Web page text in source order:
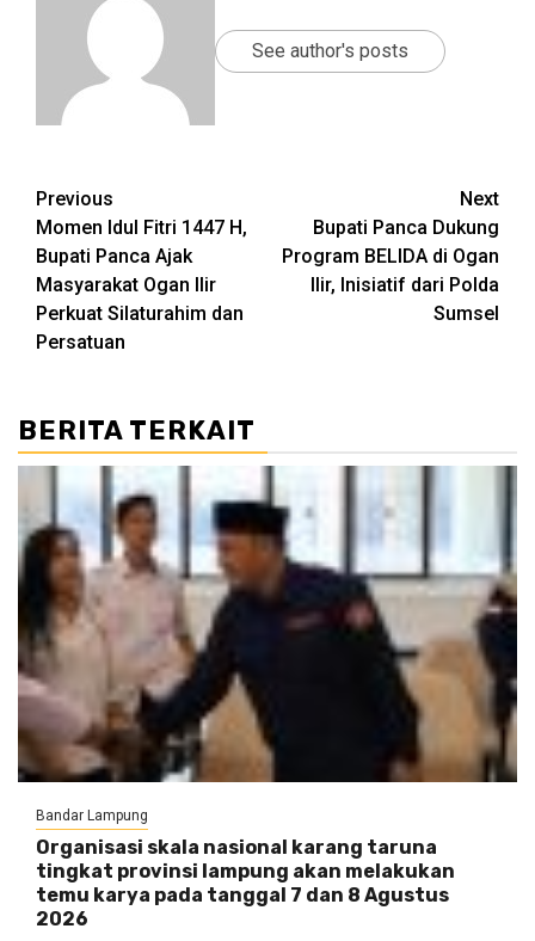
See author's posts
Post
navigation
Previous
Momen Idul Fitri 1447 H,
Bupati Panca Ajak
Masyarakat Ogan Ilir
Perkuat Silaturahim dan
Persatuan
Next
Bupati Panca Dukung
Program BELIDA di Ogan
Ilir, Inisiatif dari Polda
Sumsel
BERITA TERKAIT
Bandar Lampung
Organisasi skala nasional karang taruna
tingkat provinsi lampung akan melakukan
temu karya pada tanggal 7 dan 8 Agustus
2026